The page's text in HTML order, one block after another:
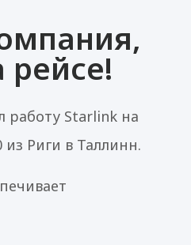
рейсе!
работу Starlink на
Риги в Таллинн.